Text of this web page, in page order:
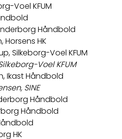
Voel KFUM
Håndbold
Horsens HK
Silkeborg-Voel KFUM
Voel KFUM
Ikast Håndbold
SINE
Håndbold
Håndbold
HK